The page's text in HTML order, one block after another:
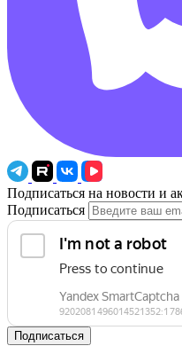
Подписаться на новости и
Подписаться
Подписаться